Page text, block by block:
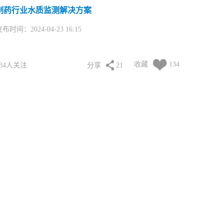
药行业水质监测解决方案
布时间：2024-04-23 16:15
人关注 分享 21 收藏 134